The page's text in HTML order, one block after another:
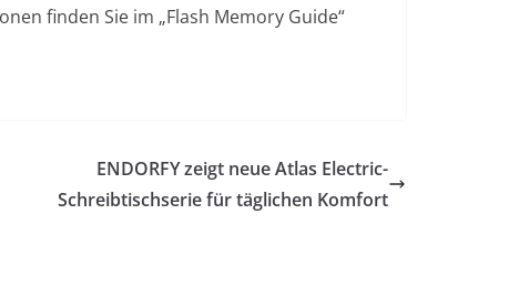
finden Sie im „Flash Memory Guide“
ENDORFY zeigt neue Atlas Electric-
Schreibtischserie für täglichen Komfort